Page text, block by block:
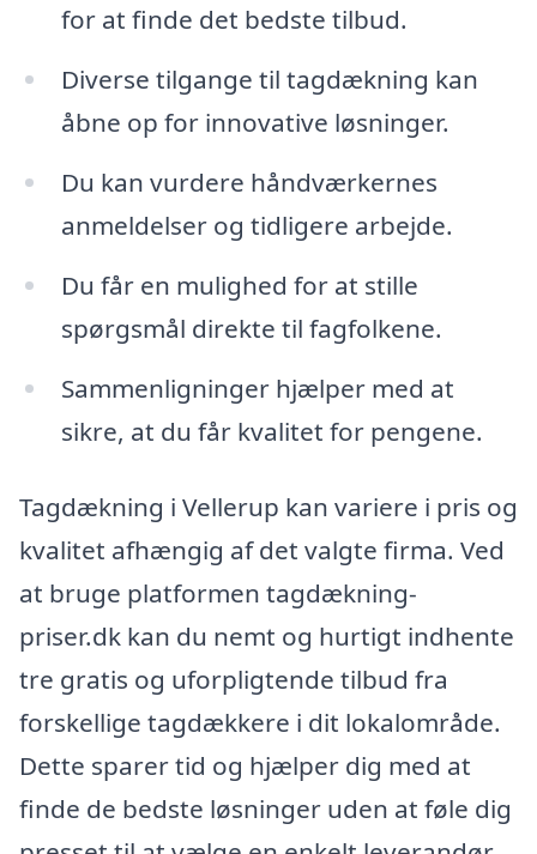
for at finde det bedste tilbud.
Diverse tilgange til tagdækning kan
åbne op for innovative løsninger.
Du kan vurdere håndværkernes
anmeldelser og tidligere arbejde.
Du får en mulighed for at stille
spørgsmål direkte til fagfolkene.
Sammenligninger hjælper med at
sikre, at du får kvalitet for pengene.
Tagdækning i Vellerup kan variere i pris og
kvalitet afhængig af det valgte firma. Ved
at bruge platformen tagdækning-
priser.dk kan du nemt og hurtigt indhente
tre gratis og uforpligtende tilbud fra
forskellige tagdækkere i dit lokalområde.
Dette sparer tid og hjælper dig med at
finde de bedste løsninger uden at føle dig